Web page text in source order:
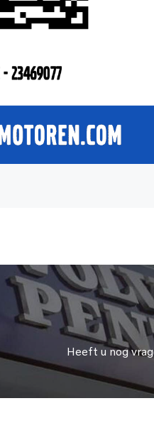
Heeft u nog